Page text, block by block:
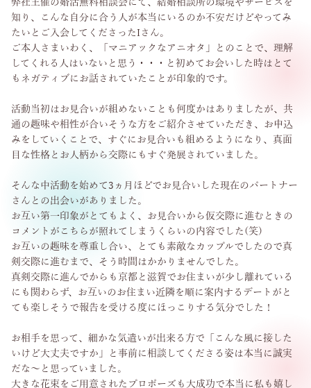
弊社主催の婚活無料相談会にて、結婚相談所の環境やサービスを
知り、こんな自分に合う人が本当にいるのか不安だけどやってみ
たいとご入会してくださったIさん。
ご本人さまいわく、「マニアックなアニオタ」とのことで、理解
してくれる人はいないと思う・・・と初めてお会いした時はとて
もネガティブにお話されていたことが印象的です。
活動当初はお見合いが組めないことも何度かはありましたが、共
通の趣味や相性が合いそうな方をご紹介させていただき、お申込
みをしていくことで、すぐにお見合いも組めるようになり、真面
目な性格とお人柄から交際にもすぐ発展されていました。
そんな中活動を始めて3ヵ月ほどでお見合いした現在のパートナー
さんとの出会いがありました。
お互い第一印象がとてもよく、お見合いから仮交際に進むときの
コメントがこちらが照れてしまうくらいの内容でした(笑)
お互いの趣味を尊重し合い、とても素敵なカップルでしたので真
剣交際に進むまで、そう時間はかかりませんでした。
真剣交際に進んでからも京都と滋賀でお住まいが少し離れている
にも関わらず、お互いのお住まい近隣を順に案内するデートがと
ても楽しそうで報告を受ける度にほっこりする気分でした！
お相手を思って、細かな気遣いが出来る方で「こんな風に接した
いけど大丈夫ですか」と事前に相談してくださる姿は本当に誠実
だな～と思っていました。
大きな花束をご用意されたプロポーズも大成功で本当に私も嬉し